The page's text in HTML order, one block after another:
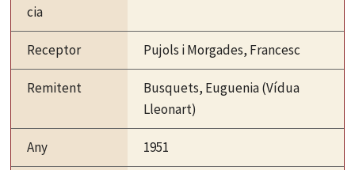
cia
Receptor Pujols i Morgades, Francesc
Remitent
Busquets, Euguenia (Vídua
Lleonart)
Any 1951